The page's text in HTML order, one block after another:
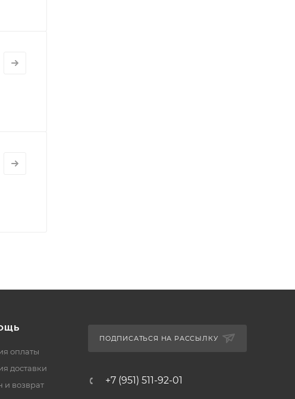
оплаты
доставки
и возврат
ПОДПИСАТЬСЯ НА РАССЫЛКУ
+7 (951) 511-92-01